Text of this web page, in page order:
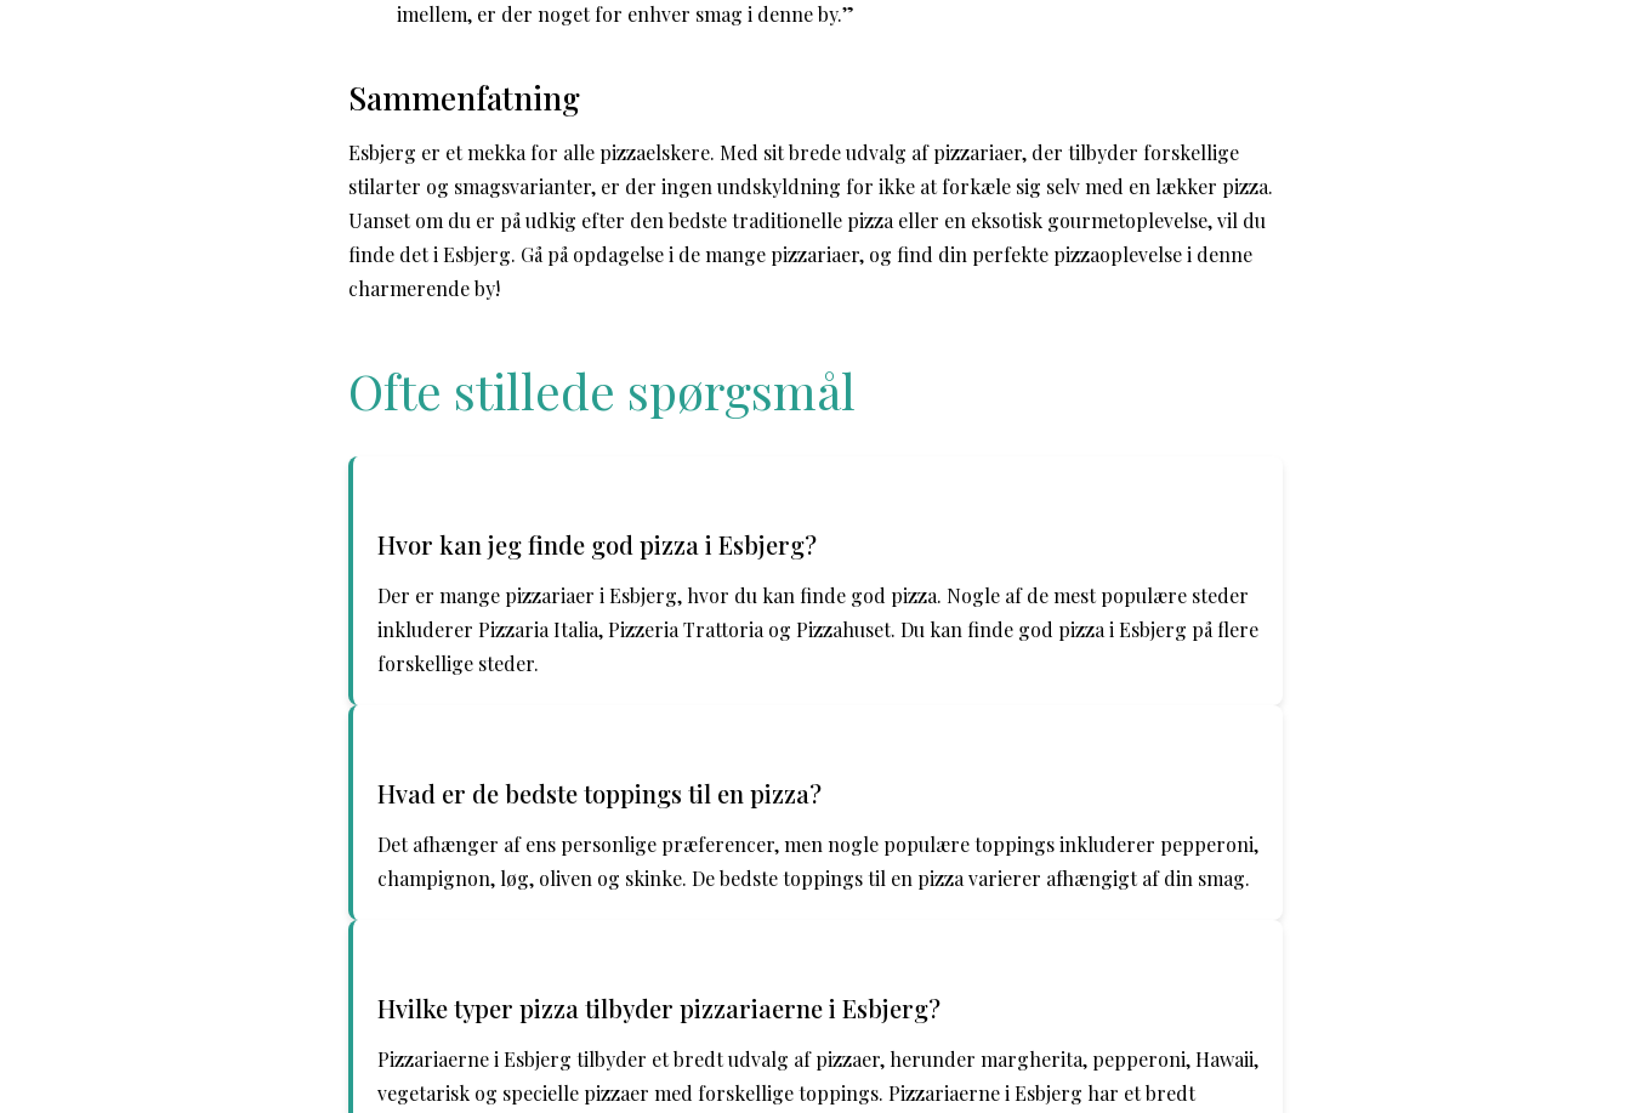
imellem, er der noget for enhver smag i denne by.”
Sammenfatning
Esbjerg er et mekka for alle pizzaelskere. Med sit brede udvalg af pizzariaer, der tilbyder forskellige
stilarter og smagsvarianter, er der ingen undskyldning for ikke at forkæle sig selv med en lækker pizza.
Uanset om du er på udkig efter den bedste traditionelle pizza eller en eksotisk gourmetoplevelse, vil du
finde det i Esbjerg. Gå på opdagelse i de mange pizzariaer, og find din perfekte pizzaoplevelse i denne
charmerende by!
Ofte stillede spørgsmål
Hvor kan jeg finde god pizza i Esbjerg?
Der er mange pizzariaer i Esbjerg, hvor du kan finde god pizza. Nogle af de mest populære steder
inkluderer Pizzaria Italia, Pizzeria Trattoria og Pizzahuset. Du kan finde god pizza i Esbjerg på flere
forskellige steder.
Hvad er de bedste toppings til en pizza?
Det afhænger af ens personlige præferencer, men nogle populære toppings inkluderer pepperoni,
champignon, løg, oliven og skinke. De bedste toppings til en pizza varierer afhængigt af din smag.
Hvilke typer pizza tilbyder pizzariaerne i Esbjerg?
Pizzariaerne i Esbjerg tilbyder et bredt udvalg af pizzaer, herunder margherita, pepperoni, Hawaii,
vegetarisk og specielle pizzaer med forskellige toppings. Pizzariaerne i Esbjerg har et bredt